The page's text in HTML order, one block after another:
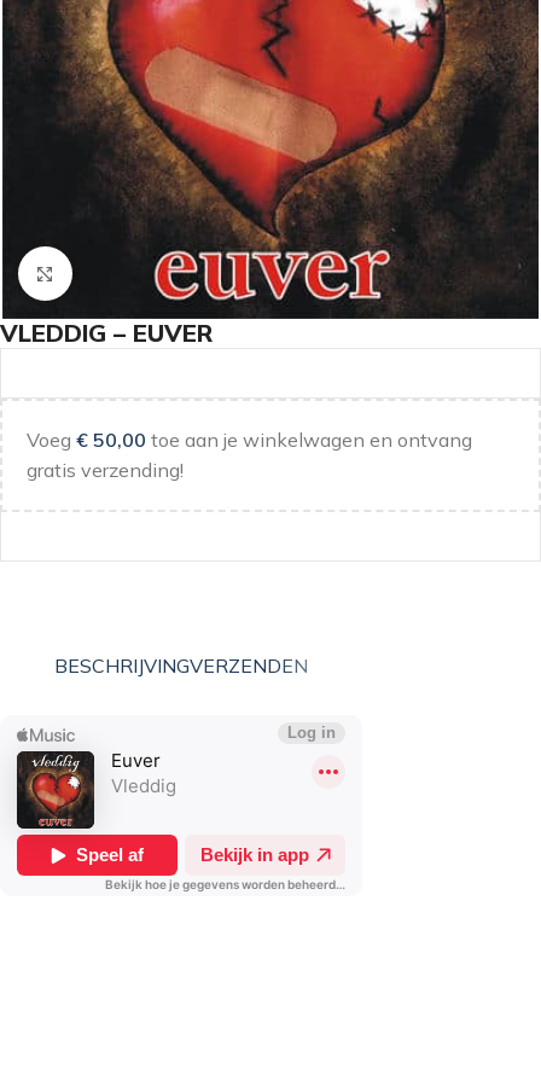
Klik om te vergroten
VLEDDIG – EUVER
Voeg € 50,00 toe aan je winkelwagen en ontvang
gratis verzending!
BESCHRIJVINGVERZENDEN